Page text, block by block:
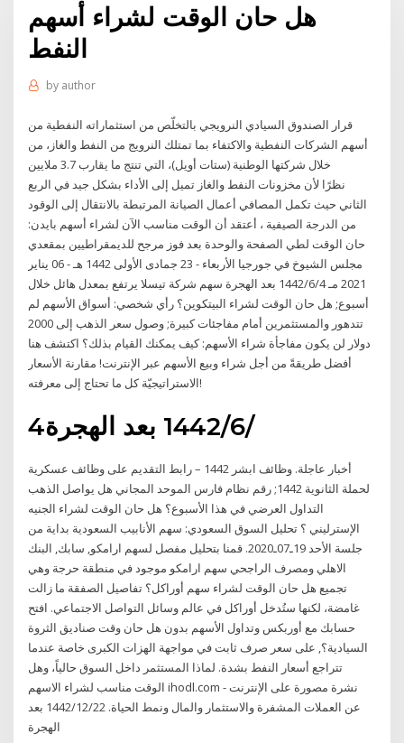
هل حان الوقت لشراء أسهم
النفط
by author
قرار الصندوق السيادي النرويجي بالتخلّص من استثماراته النفطية من
أسهم الشركات النفطية والاكتفاء بما تمتلك النرويج من النفط والغاز، من
خلال شركتها الوطنية (ستات أويل)، التي تنتج ما يقارب 3.7 ملايين
نظرًا لأن مخزونات النفط والغاز تميل إلى الأداء بشكل جيد في الربع
الثاني حيث تكمل المصافي أعمال الصيانة المرتبطة بالانتقال إلى الوقود
من الدرجة الصيفية ، أعتقد أن الوقت مناسب الآن لشراء أسهم بايدن:
حان الوقت لطي الصفحة والوحدة بعد فوز مرجح للديمقراطيين بمقعدي
مجلس الشيوخ في جورجيا الأربعاء - 23 جمادى الأولى 1442 هـ - 06 يناير
2021 مـ 4‏‏/6‏‏/1442 بعد الهجرة سهم شركة تيسلا يرتفع بمعدل هائل خلال
أسبوع; هل حان الوقت لشراء البيتكوين؟ رأي شخصي: أسواق الأسهم لم
تتدهور والمستثمرين أمام مفاجئات كبيرة; وصول سعر الذهب إلى 2000
دولار لن يكون مفاجأة شراء الأسهم: كيف يمكنك القيام بذلك؟ اكتشف هنا
أفضل طريقةً من أجل شراء وبيع الأسهم عبر الإنترنت! مقارنة الأسعار
الاستراتيجيّة كل ما تحتاج إلى معرفته!
4‏‏/6‏‏/1442 بعد الهجرة
أخبار عاجلة. وظائف ابشر 1442 – رابط التقديم على وظائف عسكرية
لحملة الثانوية 1442; رقم نظام فارس الموحد المجاني هل يواصل الذهب
التداول العرضي في هذا الأسبوع؟ هل حان الوقت لشراء الجنيه
الإسترليني ؟ تحليل السوق السعودي: سهم الأنابيب السعودية بداية من
جلسة الأحد 19ـ07ـ2020. قمنا بتحليل مفصل لسهم ارامكو, سابك, البنك
الاهلي ومصرف الراجحي سهم ارامكو موجود في منطقة حرجة وهي
تجميع هل حان الوقت لشراء سهم أوراكل؟ تفاصيل الصفقة ما زالت
غامضة، لكنها ستُدخل أوراكل في عالم وسائل التواصل الاجتماعي. افتح
حسابك مع أوربكس وتداول الأسهم بدون هل حان وقت صناديق الثروة
السيادية؟, على سعر صرف ثابت في مواجهة الهزات الكبرى خاصة عندما
تتراجع أسعار النفط بشدة. لماذا المستثمر داخل السوق حالياً، وهل
الوقت مناسب لشراء الاسهم ihodl.com - نشرة مصورة على الإنترنت
عن العملات المشفرة والاستثمار والمال ونمط الحياة. 22‏‏/12‏‏/1442 بعد
الهجرة